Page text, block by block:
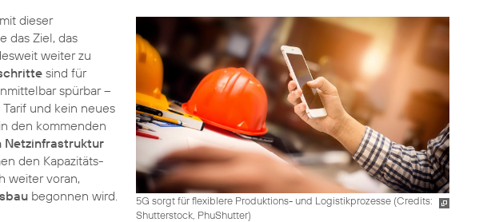
5G sorgt für flexiblere Produktions- und Logistikprozesse (Credits:
Shutterstock, PhuShutter)
dieser
das Ziel, das
weiter zu
sind für
spürbar –
und kein neues
den kommenden
Netzinfrastruktur
den Kapazitäts-
weiter voran,
begonnen wird.